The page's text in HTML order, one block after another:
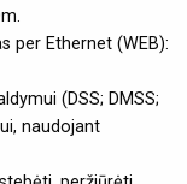
per Ethernet (WEB):
(DSS; DMSS;
naudojant